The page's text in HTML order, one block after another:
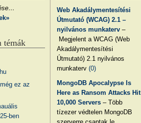
Web Akadálymentesítési
Útmutató (WCAG) 2.1 –
nyilvános munkaterv –
Megjelent a WCAG (Web
Akadálymentesítési
Útmutató) 2.1 nyilvános
munkaterv(0)
MongoDB Apocalypse Is
Here as Ransom Attacks Hit
10,000 Servers – Több
tízezer védtelen MongoDB
témák
ez az
ben